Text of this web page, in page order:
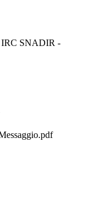
IRC SNADIR -